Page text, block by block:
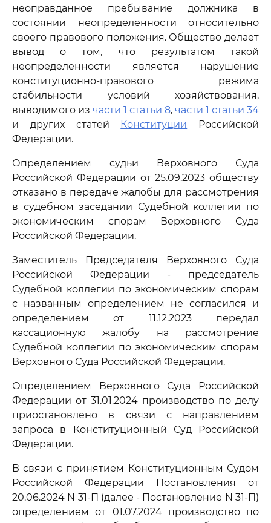
неоправданное пребывание должника в
состоянии неопределенности относительно
своего правового положения. Общество делает
вывод о том, что результатом такой
неопределенности является нарушение
конституционно-правового режима
стабильности условий хозяйствования,
выводимого из части 1 статьи 8, части 1 статьи 34
и других статей Конституции Российской
Федерации.
Определением судьи Верховного Суда
Российской Федерации от 25.09.2023 обществу
отказано в передаче жалобы для рассмотрения
в судебном заседании Судебной коллегии по
экономическим спорам Верховного Суда
Российской Федерации.
Заместитель Председателя Верховного Суда
Российской Федерации - председатель
Судебной коллегии по экономическим спорам
с названным определением не согласился и
определением от 11.12.2023 передал
кассационную жалобу на рассмотрение
Судебной коллегии по экономическим спорам
Верховного Суда Российской Федерации.
Определением Верховного Суда Российской
Федерации от 31.01.2024 производство по делу
приостановлено в связи с направлением
запроса в Конституционный Суд Российской
Федерации.
В связи с принятием Конституционным Судом
Российской Федерации Постановления от
20.06.2024 N 31-П (далее - Постановление N 31-П)
определением от 01.07.2024 производство по